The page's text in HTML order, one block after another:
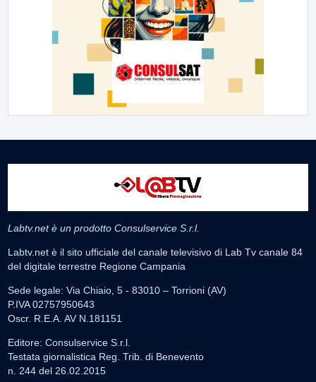
Labtv.net è un prodotto Consulservice S.r.l.
Labtv.net è il sito ufficiale del canale televisivo di Lab Tv canale 84
del digitale terrestre Regione Campania
Sede legale: Via Chiaio, 5 - 83010 – Torrioni (AV)
P.IVA 02757950643
Oscr. R.E.A. AV N.181151
Editore: Consulservice S.r.l.
Testata giornalistica Reg. Trib. di Benevento
n. 244 del 26.02.2015